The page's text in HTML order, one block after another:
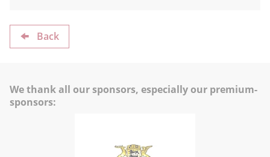
Back
We thank all our sponsors, especially our premium-
sponsors: